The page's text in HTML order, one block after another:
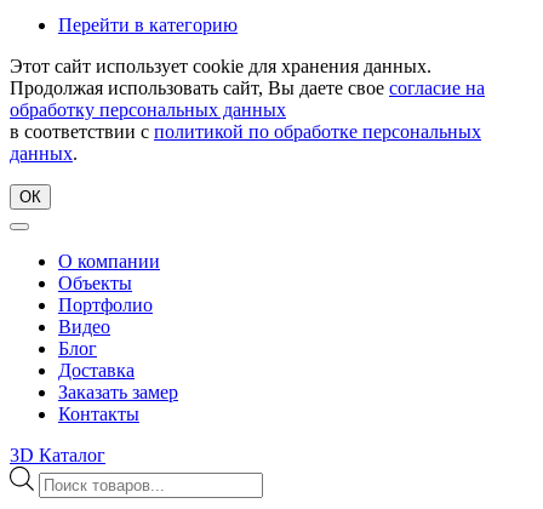
Перейти в категорию
Этот сайт использует cookie для хранения данных.
Продолжая использовать сайт, Вы даете свое согласие на
обработку персональных данных
в соответствии с политикой по обработке персональных
данных.
ОК
О компании
Объекты
Портфолио
Видео
Блог
Доставка
Заказать замер
Контакты
3D Каталог
Поиск
товаров